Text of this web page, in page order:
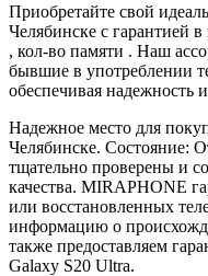
Приобретайте свой
Челябинске с гарантией
, кол-во памяти . Наш
бывшие в употреблении
обеспечивая надежность
Надежное место для
Челябинске. Состояние:
тщательно проверены и
качества. MIRAPHONE
или восстановленных
информацию о
также предоставляем
Galaxy S20 Ultra.